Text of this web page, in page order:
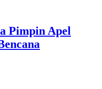
Pimpin Apel